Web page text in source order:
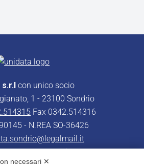
s.r.l con unico socio
1 - 23100 Sondrio
Fax 0342.514316
- N.REA SO-36426
euro 100.000,00 i.v.
necessari ✕